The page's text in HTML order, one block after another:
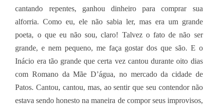
cantando repentes, ganhou dinheiro para comprar sua
alforria. Como eu, ele não sabia ler, mas era um grande
poeta, o que eu não sou, claro! Talvez o fato de não ser
grande, e nem pequeno, me faça gostar dos que são. E o
Inácio era tão grande que certa vez cantou durante oito dias
com Romano da Mãe D’água, no mercado da cidade de
Patos. Cantou, cantou, mas, ao sentir que seu contendor não
estava sendo honesto na maneira de compor seus improvisos,